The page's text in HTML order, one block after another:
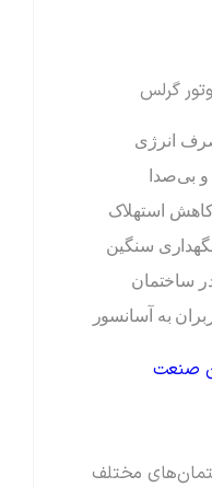
گرلس
انرژی
بی‌صدا
استهلاک
سنگین
ساختمان
به آسانسور
صنعت
مختلف